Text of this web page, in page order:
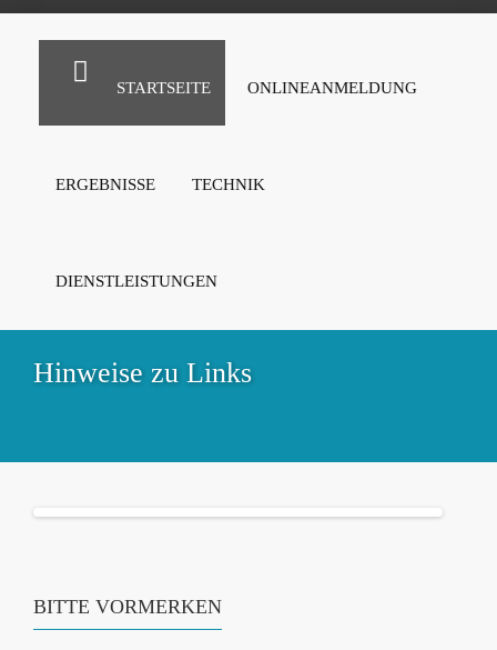
STARTSEITE ONLINEANMELDUNG
ERGEBNISSE TECHNIK
DIENSTLEISTUNGEN
Hinweise zu Links
BITTE VORMERKEN